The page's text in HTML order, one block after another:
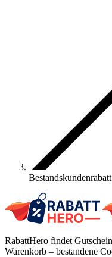
Bestandskundenrabatt
RabattHero findet
Warenkorb – bestandene